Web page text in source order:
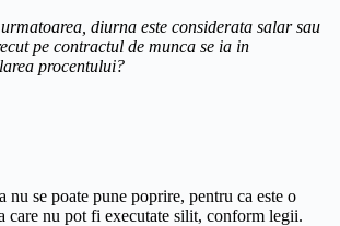
diurna este considerata salar sau
pe contractul de munca se ia in
procentului?
nu se poate pune poprire, pentru ca este o
care nu pot fi executate silit, conform legii.